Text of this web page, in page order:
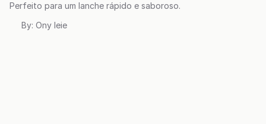
Perfeito para um lanche rápido e saboroso.
By: Ony Ieie